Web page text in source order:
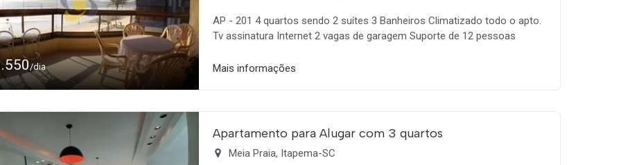
/dia
AP - 201 4 quartos sendo 2 suítes 3 Banheiros Climatizado todo o apto.
Tv assinatura Internet 2 vagas de garagem Suporte de 12 pessoas
Mais informações
Apartamento para Alugar com 3 quartos
Meia Praia, Itapema-SC